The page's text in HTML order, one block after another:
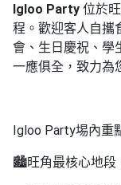
B
Q
場
新
玩
Igloo Party 位於
程。歡迎客人自攜
會、生日慶祝、學
一應俱全，致力為
Igloo Party埸內重
🏙旺角最核心地段